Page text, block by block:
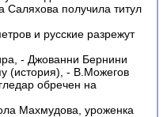
Саляхова получила титул
и русские разрежут
- Джованни Бернини
(история), - В.Можегов
обречен на
Махмудова, уроженка